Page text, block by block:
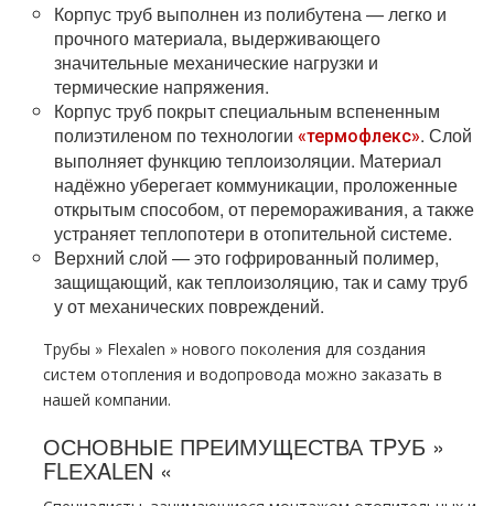
Корпус тpуб выполнен из полибутена — легко и
прочного материала, выдерживающего
значительные механические нагрузки и
термические напряжения.
Корпус тpуб покрыт специальным вспененным
полиэтиленом по технологии «термофлекс». Слой
выполняет функцию теплоизоляции. Материал
надёжно уберегает коммуникации, проложенные
открытым способом, от перемораживания, а также
устраняет теплопотери в отопительной системе.
Верхний слой — это гофрированный полимер,
защищающий, как теплоизоляцию, так и саму тpуб
у от механических повреждений.
Трубы » Flехalеn » нового поколения для создания
систем oтoпления и водопровода можно заказать в
нашей компании.
ОСНОВНЫЕ ПРЕИМУЩЕСТВА ТPУБ »
FLЕХALЕN «